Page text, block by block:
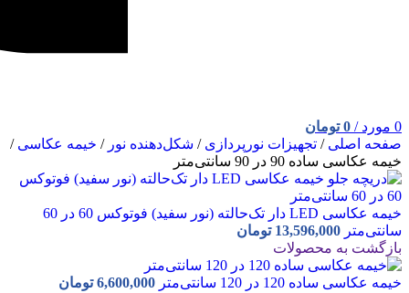
0 مورد /
0 تومان
صفحه اصلی / تجهیزات نورپردازی / شکل‌دهنده نور / خیمه عکاسی /
خیمه عکاسی ساده 90 در 90 سانتی‌متر
خیمه عکاسی LED دار تک‌حالته (نور سفید) فوتوکس 60 در 60
سانتی‌متر 13,596,000 تومان
بازگشت به محصولات
خیمه عکاسی ساده 120 در 120 سانتی‌متر 6,600,000 تومان